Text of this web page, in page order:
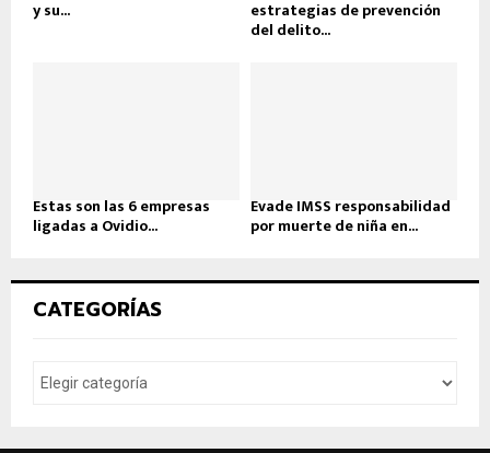
y su... estrategias de prevención
del delito...
Estas son las 6 empresas
ligadas a Ovidio...
Evade IMSS responsabilidad
por muerte de niña en...
CATEGORÍAS